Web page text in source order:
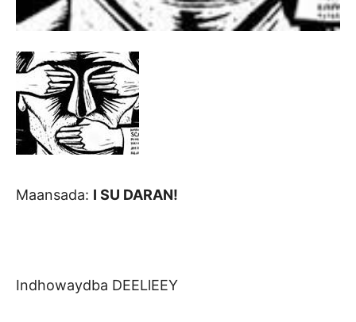
Maansada: I SU DARAN!
Indhowaydba DEELlEEY